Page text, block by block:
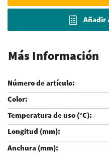
Añadir
Más Información